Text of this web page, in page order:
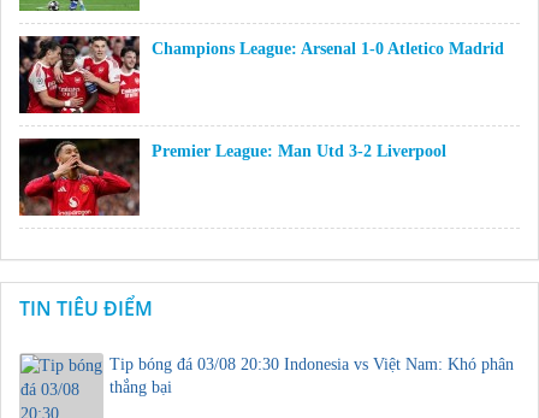
Champions League: Arsenal 1-0 Atletico Madrid
Premier League: Man Utd 3-2 Liverpool
TIN TIÊU ĐIỂM
Tip bóng đá 03/08 20:30 Indonesia vs Việt Nam: Khó phân
thắng bại